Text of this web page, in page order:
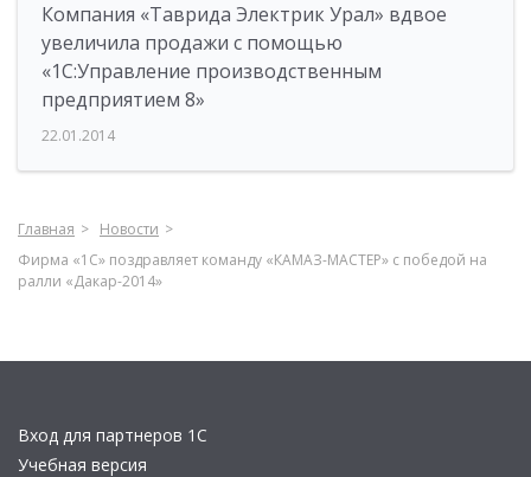
Компания «Таврида Электрик Урал» вдвое
увеличила продажи с помощью
«1С:Управление производственным
предприятием 8»
22.01.2014
Главная
Новости
Фирма «1С» поздравляет команду «КАМАЗ-МАСТЕР» с победой на
ралли «Дакар-2014»
Вход для партнеров 1С
Учебная версия